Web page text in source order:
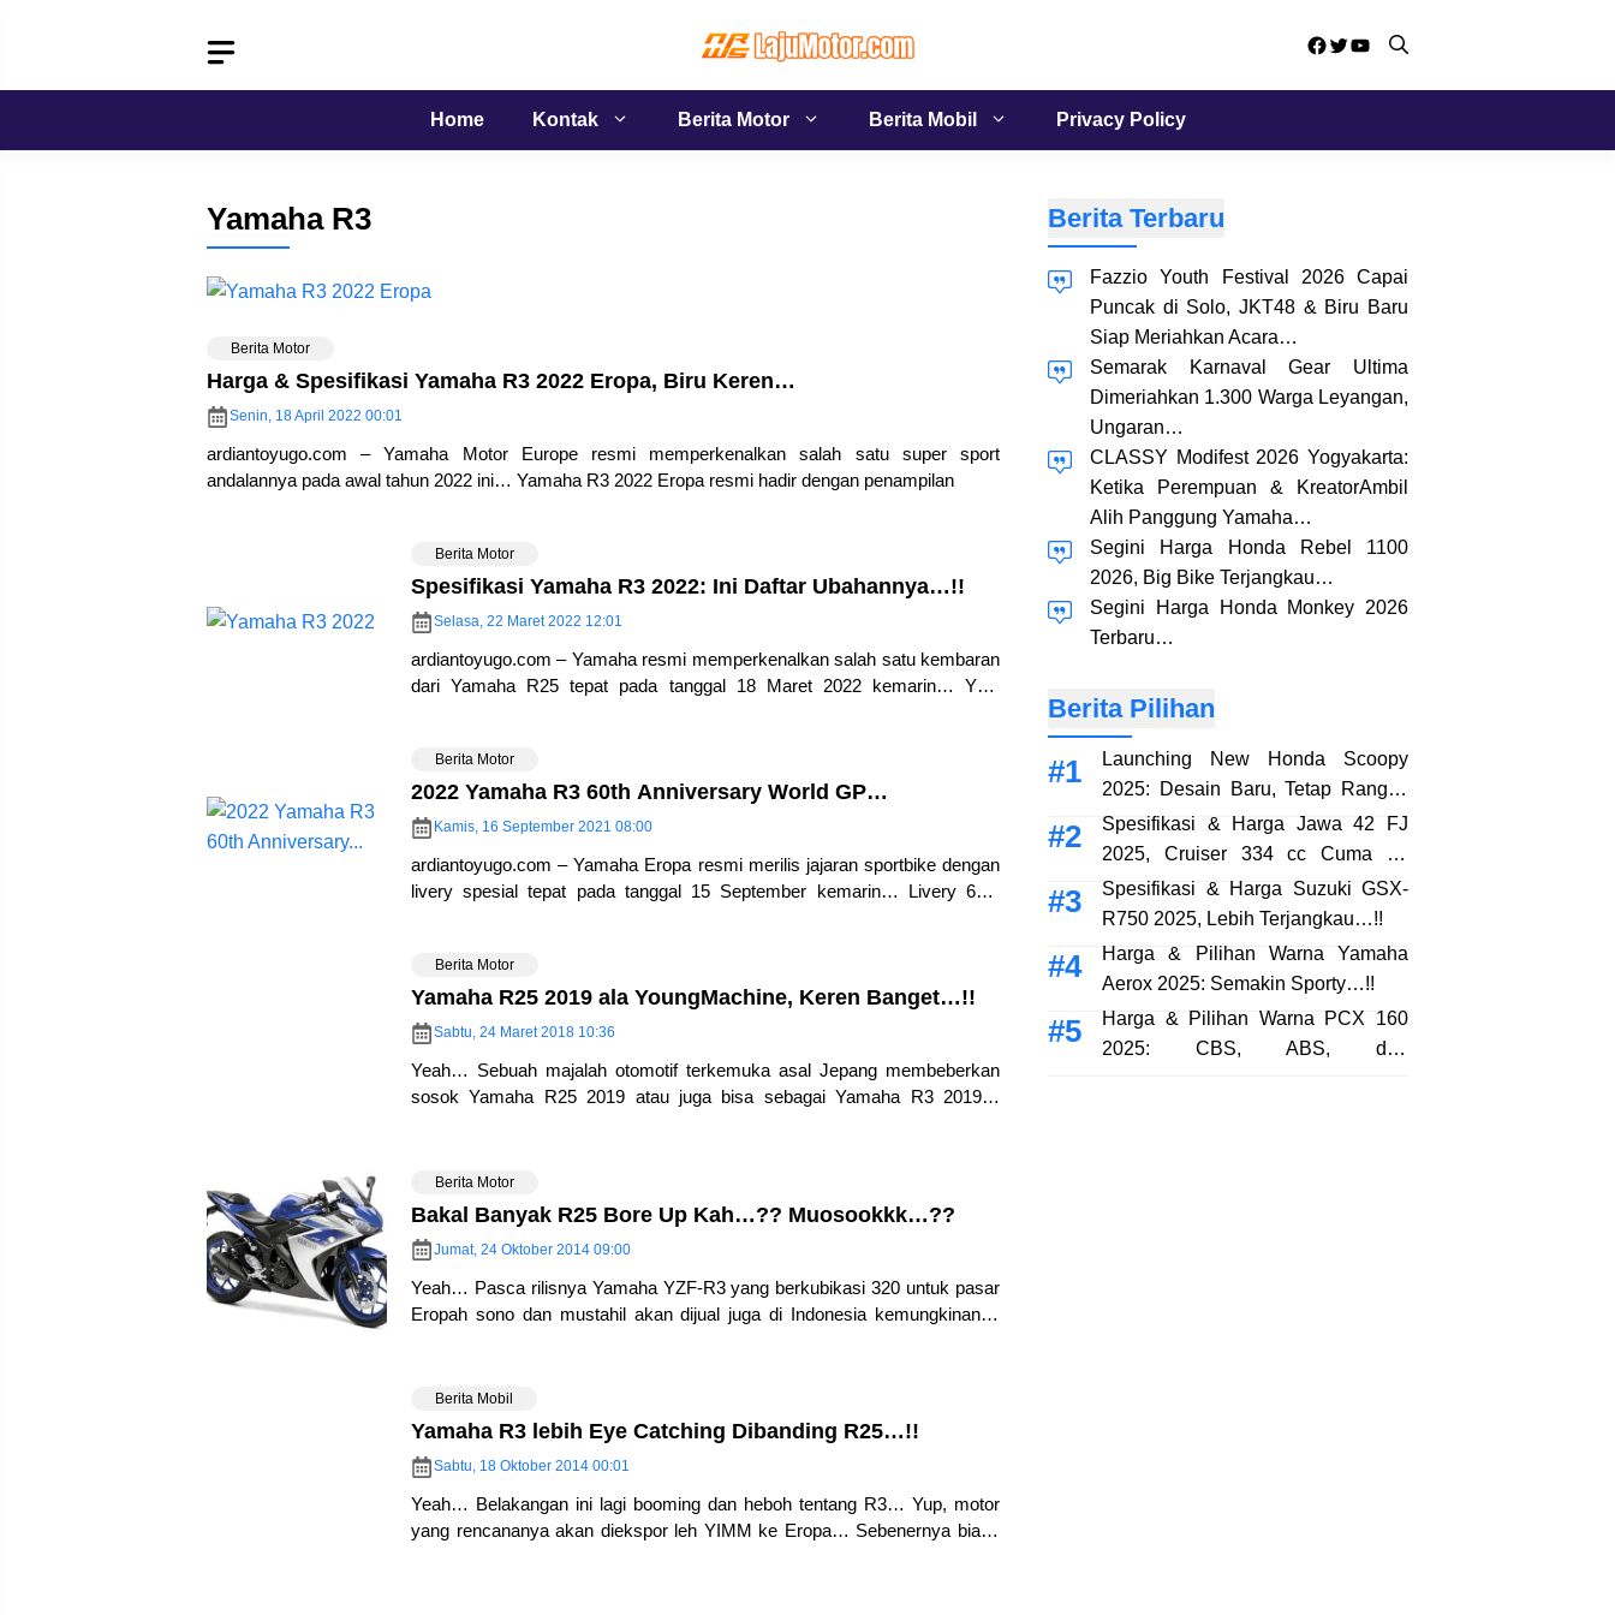
Facebook
Twitter
YouTube
Home Kontak Berita Motor Berita Mobil Privacy Policy
Yamaha R3
Berita Motor
Harga & Spesifikasi Yamaha R3 2022 Eropa, Biru Keren…
Senin, 18 April 2022 00:01
ardiantoyugo.com – Yamaha Motor Europe resmi memperkenalkan salah satu super sport
andalannya pada awal tahun 2022 ini… Yamaha R3 2022 Eropa resmi hadir dengan penampilan
Berita Motor
Spesifikasi Yamaha R3 2022: Ini Daftar Ubahannya…!!
Selasa, 22 Maret 2022 12:01
ardiantoyugo.com – Yamaha resmi memperkenalkan salah satu kembaran
dari Yamaha R25 tepat pada tanggal 18 Maret 2022 kemarin… Yup,
Berita Motor
2022 Yamaha R3 60th Anniversary World GP…
Kamis, 16 September 2021 08:00
ardiantoyugo.com – Yamaha Eropa resmi merilis jajaran sportbike dengan
livery spesial tepat pada tanggal 15 September kemarin… Livery 60th
Berita Motor
Yamaha R25 2019 ala YoungMachine, Keren Banget…!!
Sabtu, 24 Maret 2018 10:36
Yeah… Sebuah majalah otomotif terkemuka asal Jepang membeberkan
sosok Yamaha R25 2019 atau juga bisa sebagai Yamaha R3 2019…
Berita Motor
Bakal Banyak R25 Bore Up Kah…?? Muosookkk…??
Jumat, 24 Oktober 2014 09:00
Yeah… Pasca rilisnya Yamaha YZF-R3 yang berkubikasi 320 untuk pasar
Eropah sono dan mustahil akan dijual juga di Indonesia kemungkinanan
Berita Mobil
Yamaha R3 lebih Eye Catching Dibanding R25…!!
Sabtu, 18 Oktober 2014 00:01
Yeah… Belakangan ini lagi booming dan heboh tentang R3… Yup, motor
yang rencananya akan diekspor leh YIMM ke Eropa… Sebenernya biasa
Berita Terbaru
Fazzio Youth Festival 2026 Capai
Puncak di Solo, JKT48 & Biru Baru
Siap Meriahkan Acara…
Semarak Karnaval Gear Ultima
Dimeriahkan 1.300 Warga Leyangan,
Ungaran…
CLASSY Modifest 2026 Yogyakarta:
Ketika Perempuan & KreatorAmbil
Alih Panggung Yamaha…
Segini Harga Honda Rebel 1100
2026, Big Bike Terjangkau…
Segini Harga Honda Monkey 2026
Terbaru…
Berita Pilihan
Launching New Honda Scoopy
2025: Desain Baru, Tetap Rangka
eSAF…!!
Spesifikasi & Harga Jawa 42 FJ
2025, Cruiser 334 cc Cuma 38
Jutaan…!!
Spesifikasi & Harga Suzuki GSX-
R750 2025, Lebih Terjangkau…!!
Harga & Pilihan Warna Yamaha
Aerox 2025: Semakin Sporty…!!
Harga & Pilihan Warna PCX 160
2025: CBS, ABS, dan